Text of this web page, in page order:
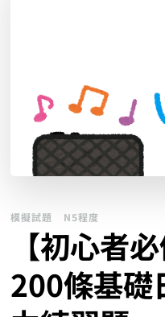
模擬試題 N5程度
【初心者
200條基礎